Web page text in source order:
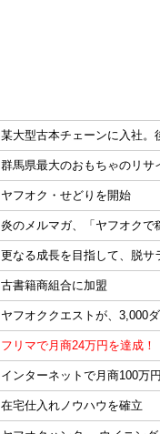
某大型古本チェーンに入社
群馬県最大のおもちゃのリサ
ヤフオク・せどりを開始
炎のメルマガ、「ヤフオク
更なる成長を目指して、脱サ
古書籍商組合に加盟
ヤフオククエストが、3,000
フリマで月商24万円を達成！
インターネットで月商100万
在宅仕入れノウハウを確立